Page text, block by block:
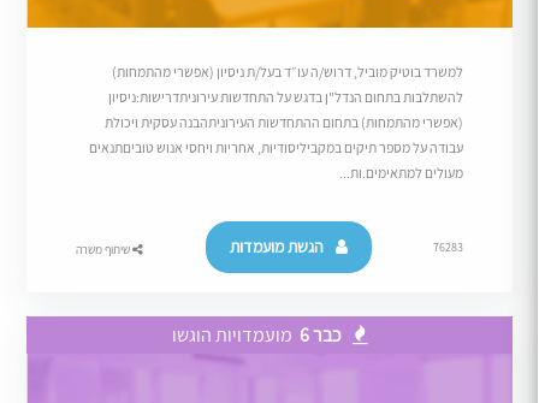
למשרד בוטיק מוביל, דרוש/ה עו״ד בעל/ת ניסיון (אפשרי מהתמחות)
להשתלבות בתחום הנדל"ן בדגש על התחדשות עירוניתדרישות:ניסיון
(אפשרי מהתמחות) בתחום ההתחדשות העירוניתהבנה עסקית ויכולת
עבודה על מספר תיקים במקביליסודיות, אחריות ויחסי אנוש טוביםתנאים
מעולים למתאימים.ות...
76283 הגשת מועמדות שיתוף משרה
כבר 6 מועמדויות הוגשו